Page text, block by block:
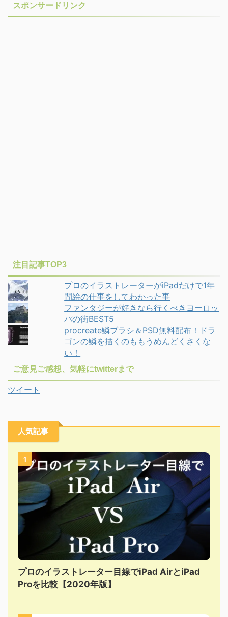
スポンサードリンク
注目記事TOP3
プロのイラストレーターがiPadだけで1年
間絵の仕事をしてわかった事
ファンタジーが好きなら行くべきヨーロッ
パの街BEST5
procreate鱗ブラシ＆PSD無料配布！ドラ
ゴンの鱗を描くのももうめんどくさくな
い！
ご意見ご感想、気軽にtwitterまで
ツイート
人気記事
1
プロのイラストレーター目線でiPad AirとiPad
Proを比較【2020年版】